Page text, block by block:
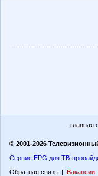
главная
© 2001-2026
Сервис EPG для ТВ-
Обратная связь | Вакансии